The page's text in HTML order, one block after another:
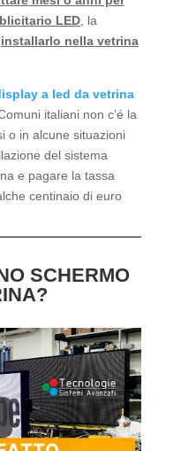
LED, la
installarlo nella vetrina
a led da vetrina
italiani non c’é la
o in alcune situazioni
del sistema
e pagare la tassa
centinaio di euro
SCHERMO